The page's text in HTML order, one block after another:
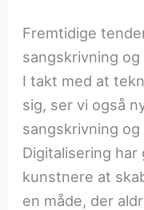
Fremtidige
sangskrivning og
I takt med at
sig, ser vi også
sangskrivning
Digitalisering
kunstnere at
en måde, der